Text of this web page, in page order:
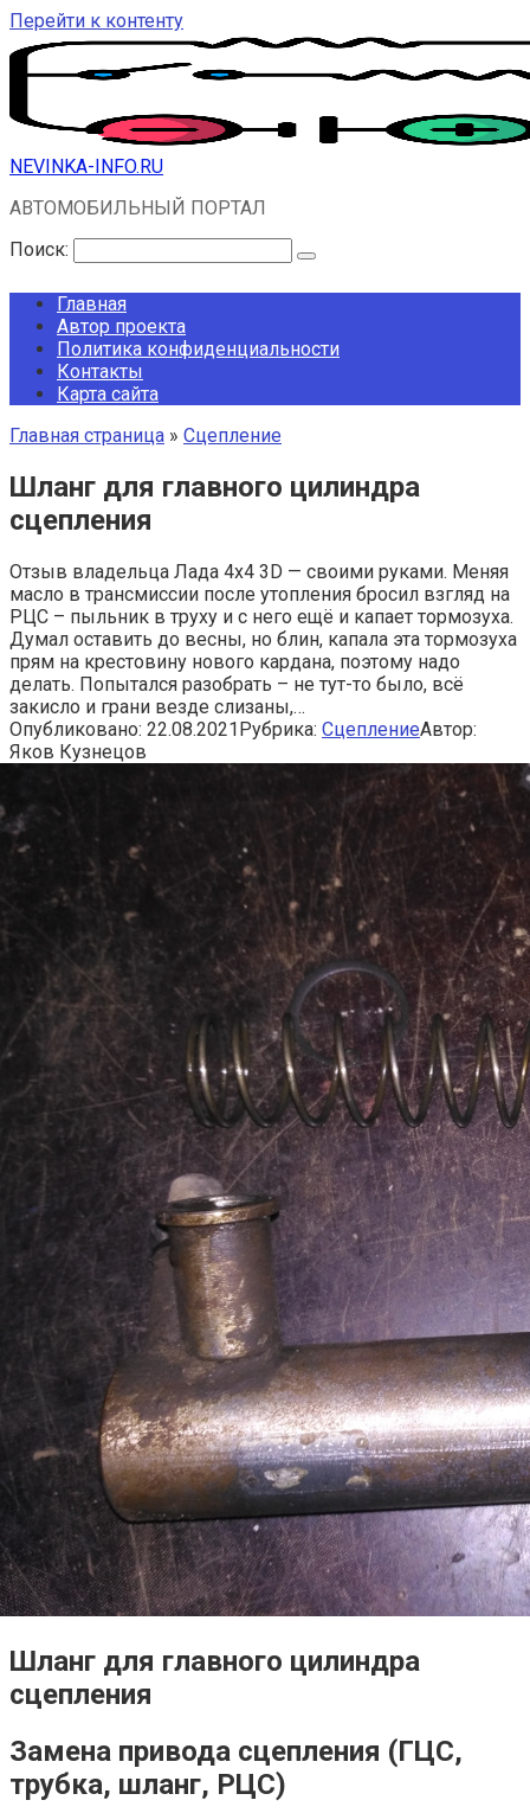
Перейти к контенту
NEVINKA-INFO.RU
АВТОМОБИЛЬНЫЙ ПОРТАЛ
Поиск:
Главная
Автор проекта
Политика конфиденциальности
Контакты
Карта сайта
Главная страница » Сцепление
Шланг для главного цилиндра
сцепления
Отзыв владельца Лада 4x4 3D — своими руками. Меняя
масло в трансмиссии после утопления бросил взгляд на
РЦС – пыльник в труху и с него ещё и капает тормозуха.
Думал оставить до весны, но блин, капала эта тормозуха
прям на крестовину нового кардана, поэтому надо
делать. Попытался разобрать – не тут-то было, всё
закисло и грани везде слизаны,…
Опубликовано: 22.08.2021Рубрика: СцеплениеАвтор:
Яков Кузнецов
Шланг для главного цилиндра
сцепления
Замена привода сцепления (ГЦС,
трубка, шланг, РЦС)